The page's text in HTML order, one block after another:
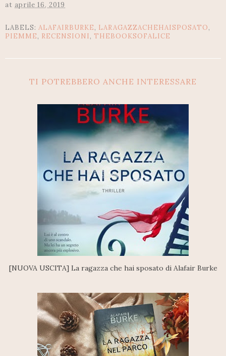
at aprile 16, 2019
LABELS: ALAFAIRBURKE, LARAGAZZACHEHAISPOSATO,
PIEMME, RECENSIONI, THEBOOKSOFALICE
TI POTREBBERO ANCHE INTERESSARE
[NUOVA USCITA] La ragazza che hai sposato di Alafair Burke